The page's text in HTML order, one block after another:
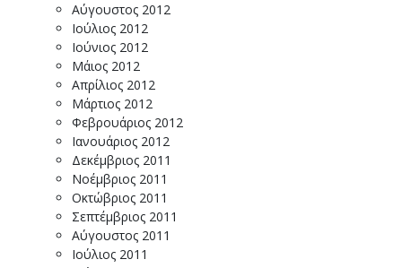
Αύγουστος 2012
Ιούλιος 2012
Ιούνιος 2012
Μάιος 2012
Απρίλιος 2012
Μάρτιος 2012
Φεβρουάριος 2012
Ιανουάριος 2012
Δεκέμβριος 2011
Νοέμβριος 2011
Οκτώβριος 2011
Σεπτέμβριος 2011
Αύγουστος 2011
Ιούλιος 2011